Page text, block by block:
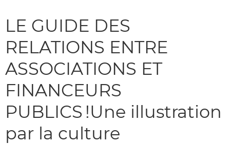
LE GUIDE DES
RELATIONS ENTRE
ASSOCIATIONS ET
FINANCEURS
PUBLICS !Une illustration
par la culture